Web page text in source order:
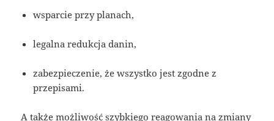
wsparcie przy planach,
legalna redukcja danin,
zabezpieczenie, że wszystko jest zgodne z
przepisami.
A także możliwość szybkiego reagowania na zmiany